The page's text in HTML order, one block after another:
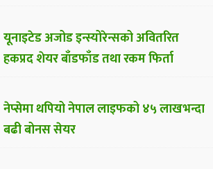
यूनाइटेड अजोड इन्स्योरेन्सको अवितरित
हकप्रद शेयर बाँडफाँड तथा रकम फिर्ता
नेप्सेमा थपियो नेपाल लाइफको ४५ लाखभन्दा
बढी बोनस सेयर